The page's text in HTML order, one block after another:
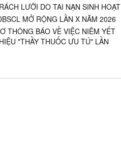
LƯỠI DO TAI NẠN SINH HOẠT
MỞ RỘNG LẦN X NĂM 2026
THÔNG BÁO VỀ VIỆC NIÊM YẾT
"THẦY THUỐC ƯU TÚ" LẦN